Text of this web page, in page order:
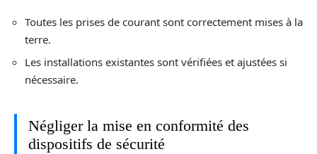
Toutes les prises de courant sont correctement mises à la
terre.
Les installations existantes sont vérifiées et ajustées si
nécessaire.
Négliger la mise en conformité des
dispositifs de sécurité